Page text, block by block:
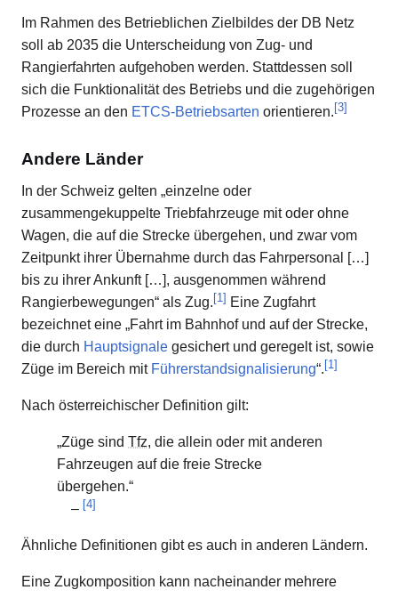
Im Rahmen des Betrieblichen Zielbildes der DB Netz
soll ab 2035 die Unterscheidung von Zug- und
Rangierfahrten aufgehoben werden. Stattdessen soll
sich die Funktionalität des Betriebs und die zugehörigen
Prozesse an den ETCS-Betriebsarten orientieren.[3]
Andere Länder
In der Schweiz gelten „einzelne oder
zusammengekuppelte Triebfahrzeuge mit oder ohne
Wagen, die auf die Strecke übergehen, und zwar vom
Zeitpunkt ihrer Übernahme durch das Fahrpersonal […]
bis zu ihrer Ankunft […], ausgenommen während
Rangierbewegungen“ als Zug.[1] Eine Zugfahrt
bezeichnet eine „Fahrt im Bahnhof und auf der Strecke,
die durch Hauptsignale gesichert und geregelt ist, sowie
Züge im Bereich mit Führerstandsignalisierung“.[1]
Nach österreichischer Definition gilt:
„Züge sind Tfz, die allein oder mit anderen
Fahrzeugen auf die freie Strecke
übergehen.“
– [4]
Ähnliche Definitionen gibt es auch in anderen Ländern.
Eine Zugkomposition kann nacheinander mehrere